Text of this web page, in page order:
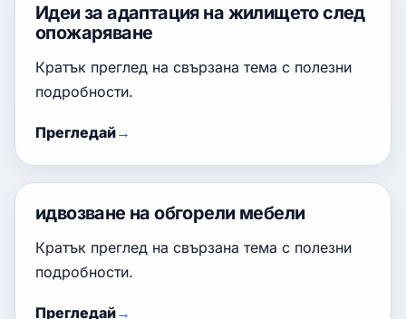
Идеи за адаптация на жилището след
опожаряване
Кратък преглед на свързана тема с полезни
подробности.
Прегледай
идвозване на обгорели мебели
Кратък преглед на свързана тема с полезни
подробности.
Прегледай